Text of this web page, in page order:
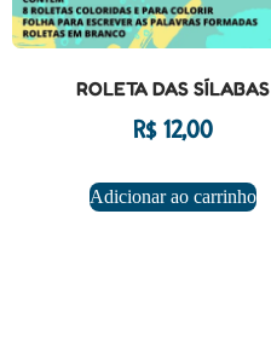
ROLETA DAS SÍLABAS
R$12,00
Adicionar ao carrinho